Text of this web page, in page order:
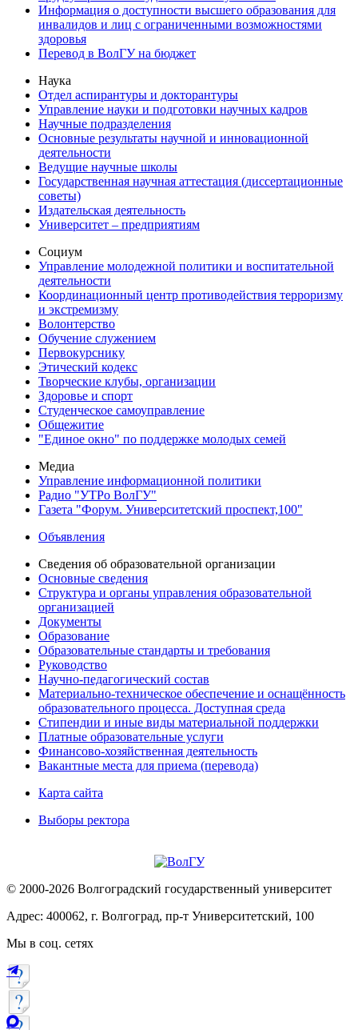
Информация о доступности высшего образования для
инвалидов и лиц с ограниченными возможностями
здоровья
Перевод в ВолГУ на бюджет
Наука
Отдел аспирантуры и докторантуры
Управление науки и подготовки научных кадров
Научные подразделения
Основные результаты научной и инновационной
деятельности
Ведущие научные школы
Государственная научная аттестация (диссертационные
советы)
Издательская деятельность
Университет – предприятиям
Социум
Управление молодежной политики и воспитательной
деятельности
Координационный центр противодействия терроризму
и экстремизму
Волонтерство
Обучение служением
Первокурснику
Этический кодекс
Творческие клубы, организации
Здоровье и спорт
Студенческое самоуправление
Общежитие
"Единое окно" по поддержке молодых семей
Медиа
Управление информационной политики
Радио "УТРо ВолГУ"
Газета "Форум. Университетский проспект,100"
Объявления
Сведения об образовательной организации
Основные сведения
Структура и органы управления образовательной
организацией
Документы
Образование
Образовательные стандарты и требования
Руководство
Научно-педагогический состав
Материально-техническое обеспечение и оснащённость
образовательного процесса. Доступная среда
Стипендии и иные виды материальной поддержки
Платные образовательные услуги
Финансово-хозяйственная деятельность
Вакантные места для приема (перевода)
Карта сайта
Выборы ректора
© 2000-2026 Волгоградский государственный университет
Адрес: 400062, г. Волгоград, пр-т Университетский, 100
Мы в соц. сетях